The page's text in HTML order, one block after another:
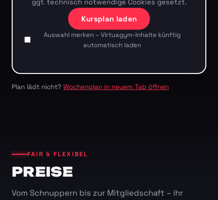
ggf. technisch notwendige Cookies gesetzt.
Kursplan laden
Auswahl merken – Virtuagym-Inhalte künftig
automatisch laden
Plan lädt nicht? Wochenplan in neuem Tab öffnen
FAIR & FLEXIBEL
PREISE
Vom Schnuppern bis zur Mitgliedschaft – ihr